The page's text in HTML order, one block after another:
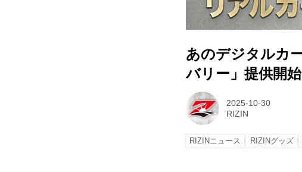
あのデジタルカ
バリー」提供開始
2025-10-30
RIZIN
RIZINニュース RIZINグッズ